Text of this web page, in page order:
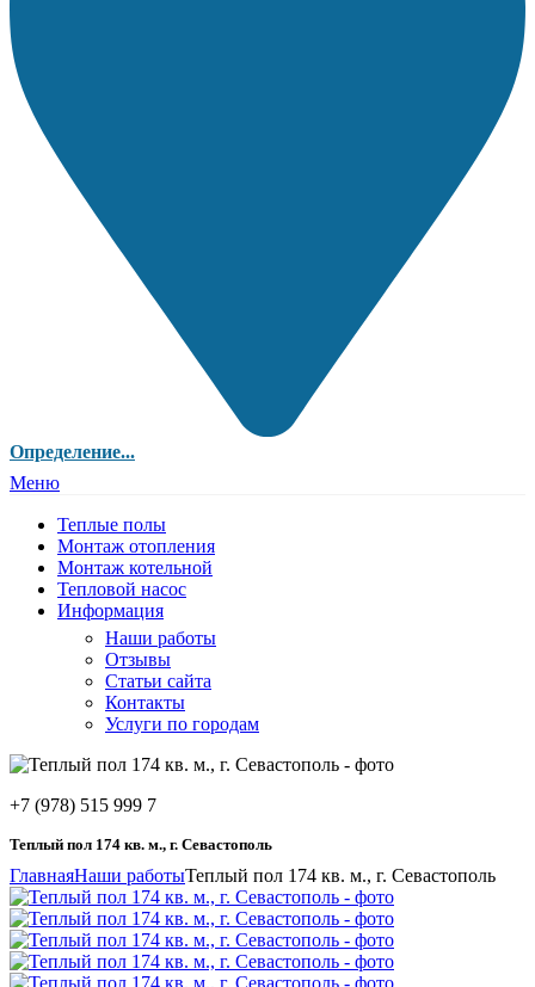
Определение...
Меню
Теплые полы
Монтаж отопления
Монтаж котельной
Тепловой насос
Информация
Наши работы
Отзывы
Статьи сайта
Контакты
Услуги по городам
+7 (978) 515 999 7
Теплый пол 174 кв. м., г. Севастополь
ГлавнаяНаши работыТеплый пол 174 кв. м., г. Севастополь